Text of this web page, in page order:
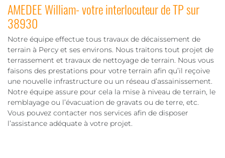
AMEDEE William- votre interlocuteur de TP sur
38930
Notre équipe effectue tous travaux de décaissement de
terrain à Percy et ses environs. Nous traitons tout projet de
terrassement et travaux de nettoyage de terrain. Nous vous
faisons des prestations pour votre terrain afin qu’il reçoive
une nouvelle infrastructure ou un réseau d’assainissement.
Notre équipe assure pour cela la mise à niveau de terrain, le
remblayage ou l’évacuation de gravats ou de terre, etc.
Vous pouvez contacter nos services afin de disposer
l’assistance adéquate à votre projet.